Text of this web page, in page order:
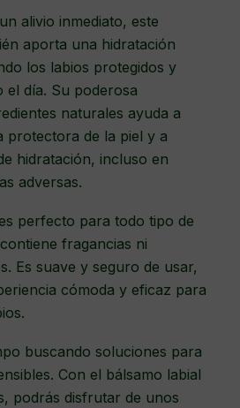
alivio inmediato, este
aporta una hidratación
los labios protegidos y
el día. Su poderosa
naturales ayuda a
de la piel y a
hidratación, incluso en
adversas.
perfecto para todo tipo de
fragancias ni
Es suave y seguro de usar,
cómoda y eficaz para
buscando soluciones para
Con el bálsamo labial
podrás disfrutar de unos